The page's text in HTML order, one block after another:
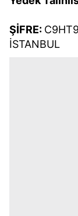
ŞİFRE:
İSTANBUL